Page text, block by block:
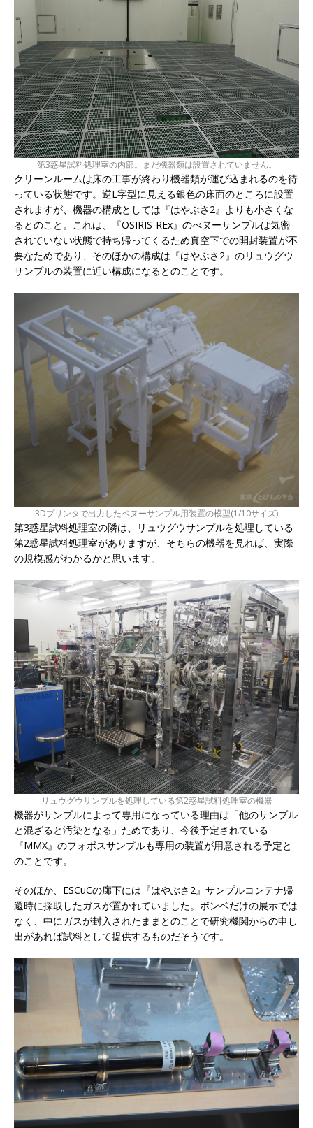
第3惑星試料処理室の内部。まだ機器類は設置されていません。
クリーンルームは床の工事が終わり機器類が運び込まれるのを待
っている状態です。逆L字型に見える銀色の床面のところに設置
されますが、機器の構成としては『はやぶさ2』よりも小さくな
るとのこと。これは、『OSIRIS-REx』のべヌーサンプルは気密
されていない状態で持ち帰ってくるため真空下での開封装置が不
要なためであり、そのほかの構成は『はやぶさ2』のリュウグウ
サンプルの装置に近い構成になるとのことです。
3Dプリンタで出力したベヌーサンプル用装置の模型(1/10サイズ)
第3惑星試料処理室の隣は、リュウグウサンプルを処理している
第2惑星試料処理室がありますが、そちらの機器を見れば、実際
の規模感がわかるかと思います。
リュウグウサンプルを処理している第2惑星試料処理室の機器
機器がサンプルによって専用になっている理由は「他のサンプル
と混ざると汚染となる」ためであり、今後予定されている
『MMX』のフォボスサンプルも専用の装置が用意される予定と
のことです。
そのほか、ESCuCの廊下には『はやぶさ2』サンプルコンテナ帰
還時に採取したガスが置かれていました。ボンベだけの展示では
なく、中にガスが封入されたままとのことで研究機関からの申し
出があれば試料として提供するものだそうです。